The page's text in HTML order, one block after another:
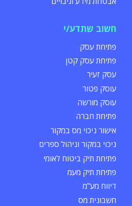
חשוב שתדע/י
פתיחת עסק
פתיחת עסק קטן
עסק זעיר
עוסק פטור
עוסק מורשה
פתיחת חברה
אישור ניכוי מס במקור
ניכוי במקור וניהול ספרים
פתיחת תיק ביטוח לאומי
פתיחת תיק מעמ
דיווח מע"מ
חשבונית מס